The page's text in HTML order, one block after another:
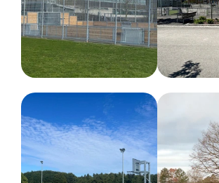
Kontakt os med dine tanker og ideer
gerne med den indledende
hele vejen igennem til færdigt projekt.